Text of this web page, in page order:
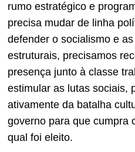
rumo estratégico e
precisa mudar de linha
defender o socialismo e
estruturais, precisamos
presença junto à classe
estimular as lutas sociais,
ativamente da batalha
governo para que cumpra
qual foi eleito.